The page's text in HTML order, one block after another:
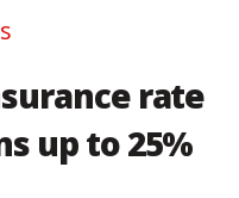
rate
up to 25%